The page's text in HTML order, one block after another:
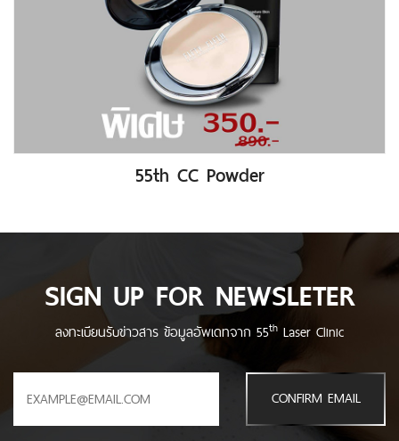
55th CC Powder
SIGN UP FOR NEWSLETER
ลงทะเบียนรับข่าวสาร ข้อมูลอัพเดทจาก 55th Laser Clinic
CONFIRM EMAIL